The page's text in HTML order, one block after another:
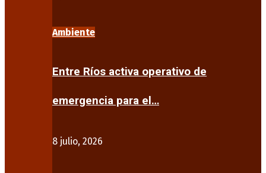
Ambiente
Entre Ríos activa operativo de
emergencia para el…
8 julio, 2026